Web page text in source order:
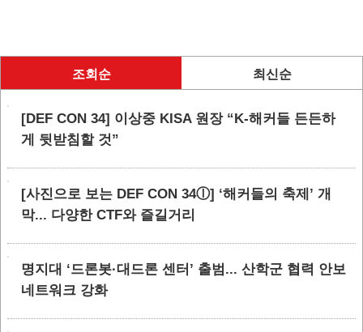
조회순 최신순
[DEF CON 34] 이상중 KISA 원장 “K-해커들 든든하
게 뒷받침할 것”
[사진으로 보는 DEF CON 34ⓛ] ‘해커들의 축제’ 개
막... 다양한 CTF와 즐길거리
명지대 ‘드론봇·대드론 센터’ 출범... 산학군 협력 안보
네트워크 강화